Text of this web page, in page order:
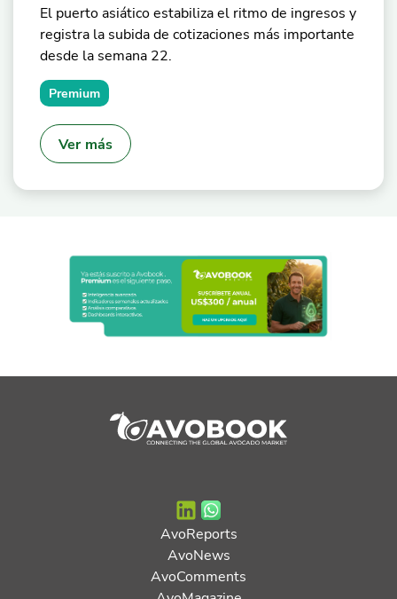
El puerto asiático estabiliza el ritmo de ingresos y
registra la subida de cotizaciones más importante
desde la semana 22.
Premium
Ver más
AvoReports
AvoNews
AvoComments